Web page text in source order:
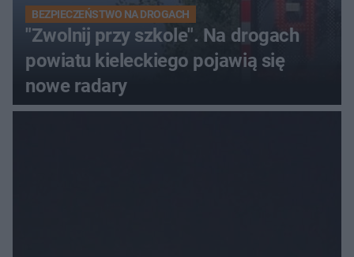
BEZPIECZEŃSTWO NA DROGACH
"Zwolnij przy szkole". Na drogach
powiatu kieleckiego pojawią się
nowe radary